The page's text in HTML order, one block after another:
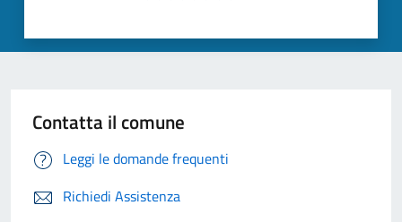
Contatta il comune
Leggi le domande frequenti
Richiedi Assistenza